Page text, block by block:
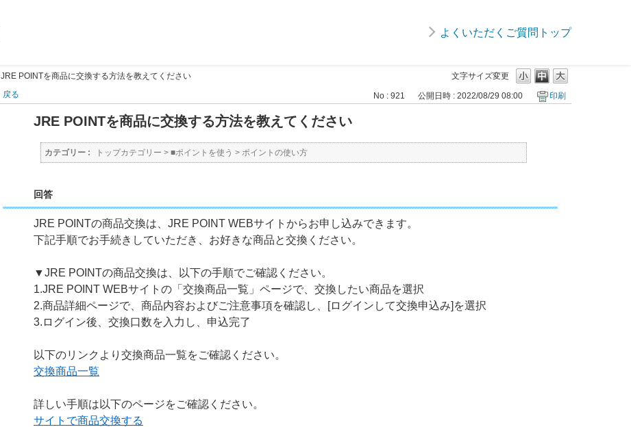
よくいただくご質問トップ
文字サイズ変更
JRE POINTを商品に交換する方法を教えてください
戻る No : 921 公開日時 : 2022/08/29 08:00 印刷
JRE POINTを商品に交換する方法を教えてください
カテゴリー : トップカテゴリー > ■ポイントを使う > ポイントの使い方
回答
JRE POINTの商品交換は、JRE POINT WEBサイトからお申し込みできます。
下記手順でお手続きしていただき、お好きな商品と交換ください。
▼JRE POINTの商品交換は、以下の手順でご確認ください。
1.JRE POINT WEBサイトの「交換商品一覧」ページで、交換したい商品を選択
2.商品詳細ページで、商品内容およびご注意事項を確認し、[ログインして交換申込み]を選択
3.ログイン後、交換口数を入力し、申込完了
以下のリンクより交換商品一覧をご確認ください。
交換商品一覧
詳しい手順は以下のページをご確認ください。
サイトで商品交換する